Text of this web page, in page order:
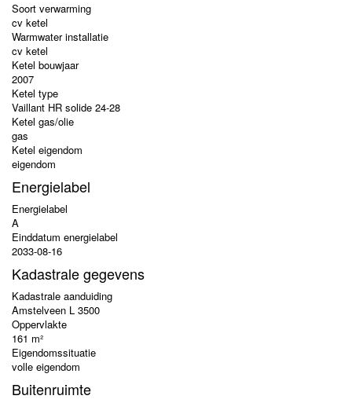
Soort verwarming
cv ketel
Warmwater installatie
cv ketel
Ketel bouwjaar
2007
Ketel type
Vaillant HR solide 24-28
Ketel gas/olie
gas
Ketel eigendom
eigendom
Energielabel
Energielabel
A
Einddatum energielabel
2033-08-16
Kadastrale gegevens
Kadastrale aanduiding
Amstelveen L 3500
Oppervlakte
161 m²
Eigendomssituatie
volle eigendom
Buitenruimte